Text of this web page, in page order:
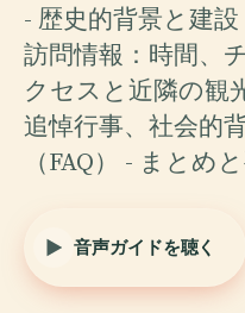
- 歴史的背景と建
訪問情報：時間、
クセスと近隣の観
追悼行事、社会的
（FAQ） - まとめ
音声ガイドを聴く